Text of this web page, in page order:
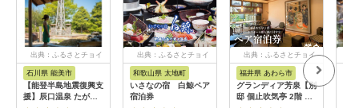
出典：ふるさとチョイ
石川県 能美市
【能登半島地震復興支
援】辰口温泉 たがわ
出典：ふるさとチョイ
和歌山県 太地町
いさなの宿 白鯨ペア
宿泊券
出典：ふるさとチョイ
福井県 あわら市
グランディア芳泉【別
邸 個止吹気亭 2階 コ